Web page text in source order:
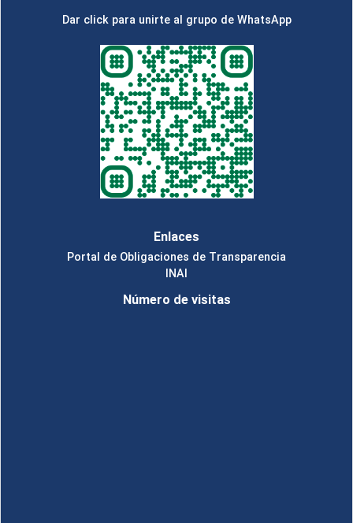
Dar click para unirte al grupo de WhatsApp
Enlaces
Portal de Obligaciones de Transparencia
INAI
Número de visitas